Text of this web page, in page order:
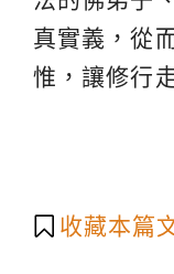
真實義，從
惟，讓修行
收藏本篇